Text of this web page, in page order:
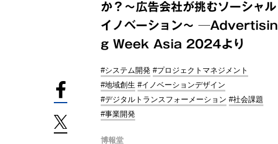
か？～広告会社が挑むソーシャル
イノベーション～ ─Advertisin
g Week Asia 2024より
#システム開発 #プロジェクトマネジメント
#地域創生 #イノベーションデザイン
#デジタルトランスフォーメーション #社会課題
#事業開発
博報堂